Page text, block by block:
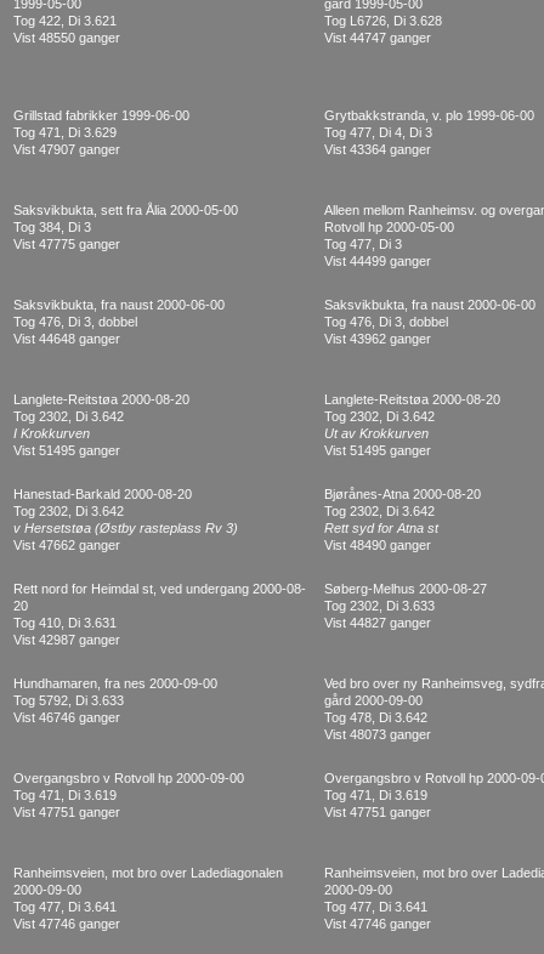
1999-05-00
Tog 422, Di 3.621
Vist 48550 ganger
gård 1999-05-00
Tog L6726, Di 3.628
Vist 44747 ganger
Grillstad fabrikker 1999-06-00
Tog 471, Di 3.629
Vist 47907 ganger
Grytbakkstranda, v. plo 1999-06-00
Tog 477, Di 4, Di 3
Vist 43364 ganger
Saksvikbukta, sett fra Ålia 2000-05-00
Tog 384, Di 3
Vist 47775 ganger
Alleen mellom Ranheimsv. og
Rotvoll hp 2000-05-00
Tog 477, Di 3
Vist 44499 ganger
Saksvikbukta, fra naust 2000-06-00
Tog 476, Di 3, dobbel
Vist 44648 ganger
Saksvikbukta, fra naust 2000-06-00
Tog 476, Di 3, dobbel
Vist 43962 ganger
Langlete-Reitstøa 2000-08-20
Tog 2302, Di 3.642
I Krokkurven
Vist 51495 ganger
Langlete-Reitstøa 2000-08-20
Tog 2302, Di 3.642
Ut av Krokkurven
Vist 51495 ganger
Hanestad-Barkald 2000-08-20
Tog 2302, Di 3.642
v Hersetstøa (Østby rasteplass Rv 3)
Vist 47662 ganger
Bjørånes-Atna 2000-08-20
Tog 2302, Di 3.642
Rett syd for Atna st
Vist 48490 ganger
Rett nord for Heimdal st, ved undergang 2000-08-
20
Tog 410, Di 3.631
Vist 42987 ganger
Søberg-Melhus 2000-08-27
Tog 2302, Di 3.633
Vist 44827 ganger
Hundhamaren, fra nes 2000-09-00
Tog 5792, Di 3.633
Vist 46746 ganger
Ved bro over ny Ranheimsveg,
gård 2000-09-00
Tog 478, Di 3.642
Vist 48073 ganger
Overgangsbro v Rotvoll hp 2000-09-00
Tog 471, Di 3.619
Vist 47751 ganger
Overgangsbro v Rotvoll hp 2000-09-
Tog 471, Di 3.619
Vist 47751 ganger
Ranheimsveien, mot bro over Ladediagonalen
2000-09-00
Tog 477, Di 3.641
Vist 47746 ganger
Ranheimsveien, mot bro over
2000-09-00
Tog 477, Di 3.641
Vist 47746 ganger